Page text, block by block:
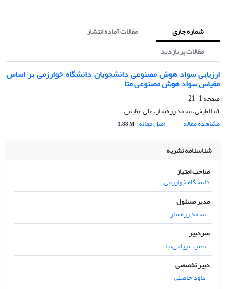
شماره جاری
مقالات آماده انتشار
مقالات پر بازدید
ارزیابی سواد هوش مصنوعی دانشجویان دانشگاه خوارزمی بر اساس
مقیاس سواد هوش مصنوعی متا
صفحه1-21
آتنا لطیفی، محمد زره‌ساز، علی عظیمی
مشاهده مقاله
اصل مقاله 1.88 M
شناسنامه نشریه
صاحب امتیاز
دانشگاه خوارزمی
مدیر مسئول
محمد زره‌ساز
سردبیر
نصرت ریاحی‌نیا
دبیر تخصصی
داود حاصلی